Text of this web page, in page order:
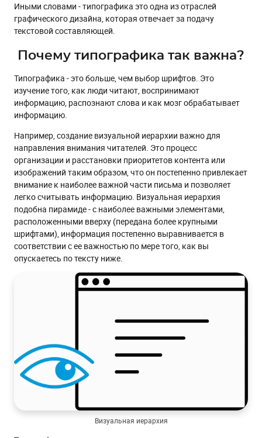
Иными словами - типографика это одна из отраслей
графического дизайна, которая отвечает за подачу
текстовой составляющей.
Почему типографика так важна?
Типографика - это больше, чем выбор шрифтов. Это
изучение того, как люди читают, воспринимают
информацию, распознают слова и как мозг обрабатывает
информацию.
Например, создание визуальной иерархии важно для
направления внимания читателей. Это процесс
организации и расстановки приоритетов контента или
изображений таким образом, что он постепенно привлекает
внимание к наиболее важной части письма и позволяет
легко считывать информацию. Визуальная иерархия
подобна пирамиде - с наиболее важными элементами,
расположенными вверху (передана более крупными
шрифтами), информация постепенно выравнивается в
соответствии с ее важностью по мере того, как вы
опускаетесь по тексту ниже.
Визуальная иерархия